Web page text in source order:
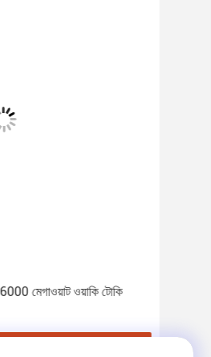
মেগাওয়াট ওয়াকি টোকি